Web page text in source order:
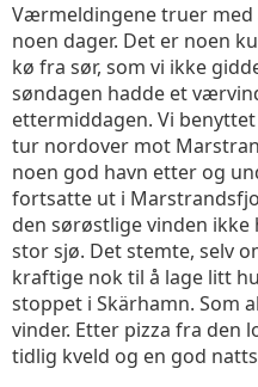
Værmeldingene truer med
noen dager. Det er noen
kø fra sør, som vi ikke
søndagen hadde et
ettermiddagen. Vi
tur nordover mot
noen god havn etter og
fortsatte ut i
den sørøstlige vinden
stor sjø. Det stemte, selv
kraftige nok til å lage litt
stoppet i Skärhamn. Som
vinder. Etter pizza fra den
tidlig kveld og en god